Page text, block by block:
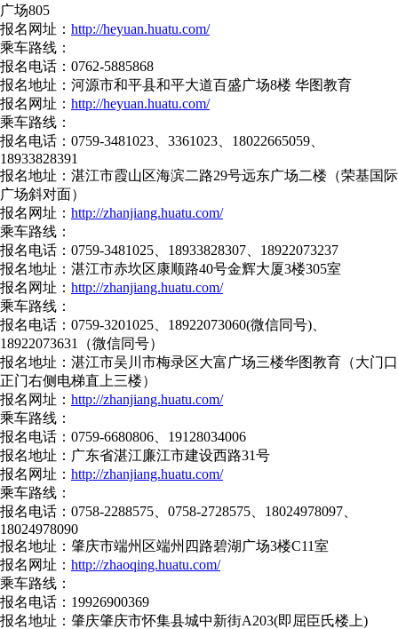
广场805
报名网址： http://heyuan.huatu.com/
乘车路线：
报名电话：0762-5885868
报名地址：河源市和平县和平大道百盛广场8楼 华图教育
报名网址： http://heyuan.huatu.com/
乘车路线：
报名电话：0759-3481023、3361023、18022665059、
18933828391
报名地址：湛江市霞山区海滨二路29号远东广场二楼（荣基国际
广场斜对面）
报名网址： http://zhanjiang.huatu.com/
乘车路线：
报名电话：0759-3481025、18933828307、18922073237
报名地址：湛江市赤坎区康顺路40号金辉大厦3楼305室
报名网址： http://zhanjiang.huatu.com/
乘车路线：
报名电话：0759-3201025、18922073060(微信同号)、
18922073631（微信同号）
报名地址：湛江市吴川市梅录区大富广场三楼华图教育（大门口
正门右侧电梯直上三楼）
报名网址： http://zhanjiang.huatu.com/
乘车路线：
报名电话：0759-6680806、19128034006
报名地址：广东省湛江廉江市建设西路31号
报名网址： http://zhanjiang.huatu.com/
乘车路线：
报名电话：0758-2288575、0758-2728575、18024978097、
18024978090
报名地址：肇庆市端州区端州四路碧湖广场3楼C11室
报名网址： http://zhaoqing.huatu.com/
乘车路线：
报名电话：19926900369
报名地址：肇庆肇庆市怀集县城中新街A203(即屈臣氏楼上)